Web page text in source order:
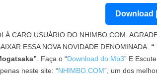
Download
CARO USUÁRIO DO NHIMBO.COM.
ESSA NOVA NOVIDADE DENOMINADA: “
. Faça o “Download do Mp3” E
neste site: “NHIMBO.COM”, um dos